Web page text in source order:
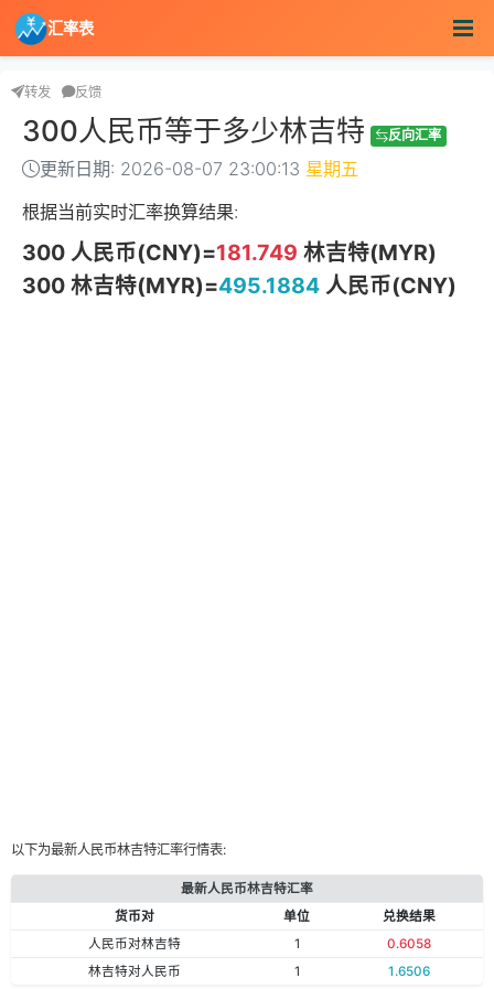
汇率表
转发 反馈
300人民币等于多少林吉特 反向汇率
更新日期: 2026-08-07 23:00:13 星期五
根据当前实时汇率换算结果:
300 人民币(CNY)=181.749 林吉特(MYR)
300 林吉特(MYR)=495.1884人民币(CNY)
以下为最新人民币林吉特汇率行情表:
最新人民币林吉特汇率
货币对
单位
兑换结果
人民币对林吉特
1
0.6058
林吉特对人民币
1 1.6506